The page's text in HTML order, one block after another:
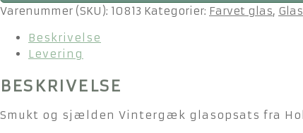
glas
Varenummer (SKU): 10813 Kategorier: Farvet glas,
Beskrivelse
Levering
BESKRIVELSE
Smukt og sjælden Vintergæk glasopsats fra